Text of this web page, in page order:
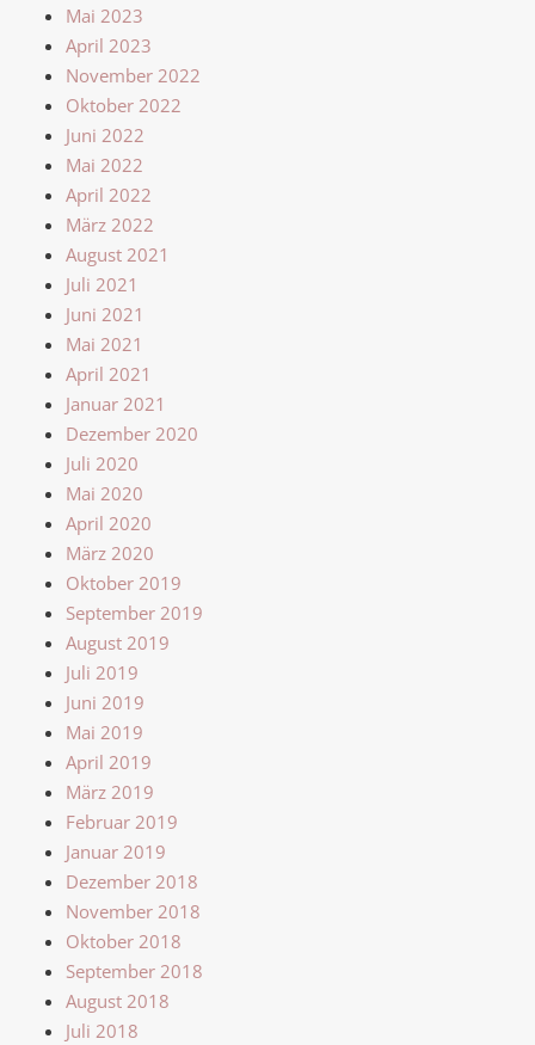
Mai 2023
April 2023
November 2022
Oktober 2022
Juni 2022
Mai 2022
April 2022
März 2022
August 2021
Juli 2021
Juni 2021
Mai 2021
April 2021
Januar 2021
Dezember 2020
Juli 2020
Mai 2020
April 2020
März 2020
Oktober 2019
September 2019
August 2019
Juli 2019
Juni 2019
Mai 2019
April 2019
März 2019
Februar 2019
Januar 2019
Dezember 2018
November 2018
Oktober 2018
September 2018
August 2018
Juli 2018